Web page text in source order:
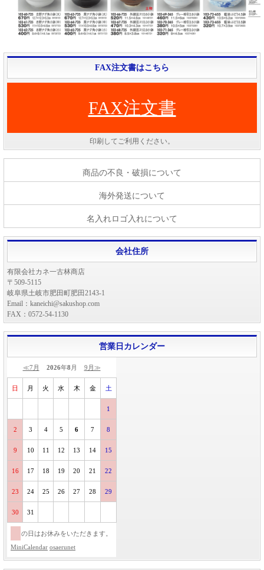
FAX注文書はこちら
FAX注文書
印刷してご利用ください。
商品の不良・破損について
海外発送について
名入れロゴ入れについて
会社住所
有限会社カネ一古林商店
〒509-5115
岐阜県土岐市肥田町肥田2143-1
Email：kaneichi@sakushop.com
FAX：0572-54-1130
営業日カレンダー
≪7月 2026年8 月 9月≫
日 月 火 水 木 金 土
1
2 3 4 5 6 7 8
9 10 11 12 13 14 15
16 17 18 19 20 21 22
23 24 25 26 27 28 29
30 31
の日はお休みをいただきます。
MiniCalendar osaerunet